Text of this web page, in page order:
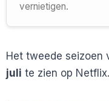
vernietigen.
Het tweede seizoen
juli te zien op Netflix.